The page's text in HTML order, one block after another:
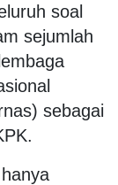
soal
sejumlah
sebagai